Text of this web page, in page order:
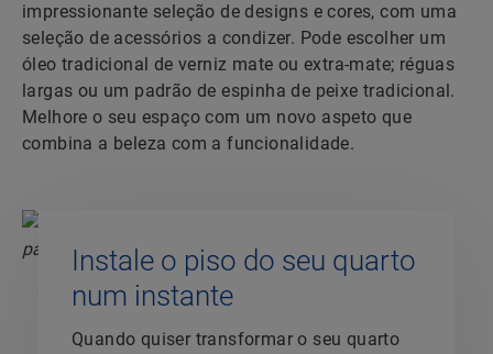
impressionante seleção de designs e cores, com uma
seleção de acessórios a condizer. Pode escolher um
óleo tradicional de verniz mate ou extra-mate; réguas
largas ou um padrão de espinha de peixe tradicional.
Melhore o seu espaço com um novo aspeto que
combina a beleza com a funcionalidade.
Instale o piso do seu quarto
num instante
Quando quiser transformar o seu quarto